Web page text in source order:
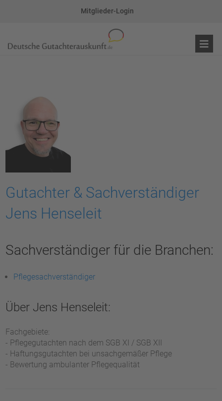
Mitglieder-Login
Gutachter & Sachverständiger
Jens Henseleit
Sachverständiger für die Branchen:
Pflegesachverständiger
Über Jens Henseleit:
Fachgebiete:
- Pflegegutachten nach dem SGB XI / SGB XII
- Haftungsgutachten bei unsachgemäßer Pflege
- Bewertung ambulanter Pflegequalität